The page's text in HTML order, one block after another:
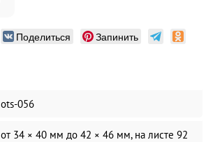
Поделиться Запинить
ots-056
от 34 × 40 мм до 42 × 46 мм, на листе 92